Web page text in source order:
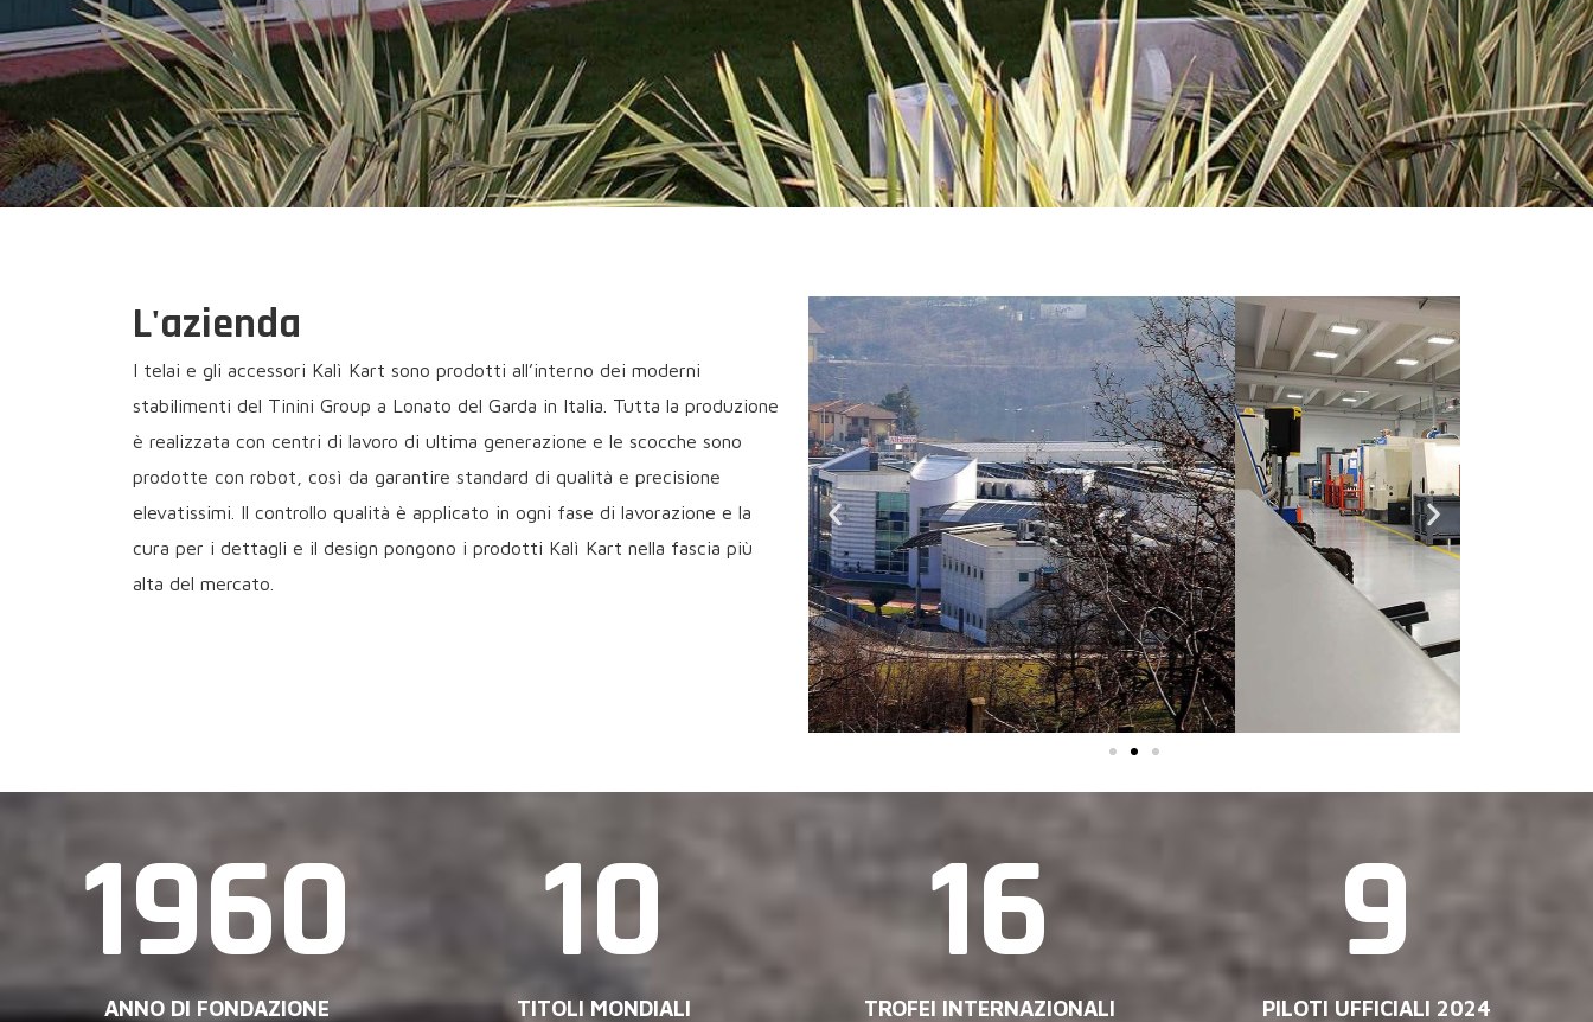
L'azienda
I telai e gli accessori Kalì Kart sono prodotti all’interno dei moderni
stabilimenti del Tinini Group a Lonato del Garda in Italia. Tutta la produzione
è realizzata con centri di lavoro di ultima generazione e le scocche sono
prodotte con robot, così da garantire standard di qualità e precisione
elevatissimi. Il controllo qualità è applicato in ogni fase di lavorazione e la
cura per i dettagli e il design pongono i prodotti Kalì Kart nella fascia più
alta del mercato.
ANNO DI FONDAZIONE
1960
TITOLI MONDIALI
10
TROFEI INTERNAZIONALI
16
PILOTI UFFICIALI 2024
9